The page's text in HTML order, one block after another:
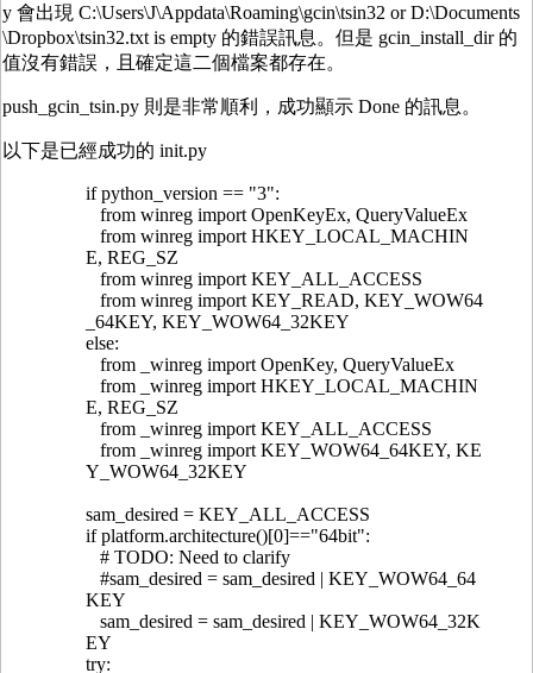
y 會出現 C:\Users\J\Appdata\Roaming\gcin\tsin32 or D:\Documents
\Dropbox\tsin32.txt is empty 的錯誤訊息。但是 gcin_install_dir 的
值沒有錯誤，且確定這二個檔案都存在。
push_gcin_tsin.py 則是非常順利，成功顯示 Done 的訊息。
以下是已經成功的 init.py
if python_version == "3":
from winreg import OpenKeyEx, QueryValueEx
from winreg import HKEY_LOCAL_MACHIN
E, REG_SZ
from winreg import KEY_ALL_ACCESS
from winreg import KEY_READ, KEY_WOW64
_64KEY, KEY_WOW64_32KEY
else:
from _winreg import OpenKey, QueryValueEx
from _winreg import HKEY_LOCAL_MACHIN
E, REG_SZ
from _winreg import KEY_ALL_ACCESS
from _winreg import KEY_WOW64_64KEY, KE
Y_WOW64_32KEY
sam_desired = KEY_ALL_ACCESS
if platform.architecture()[0]=="64bit":
# TODO: Need to clarify
#sam_desired = sam_desired | KEY_WOW64_64
KEY
sam_desired = sam_desired | KEY_WOW64_32K
EY
try: